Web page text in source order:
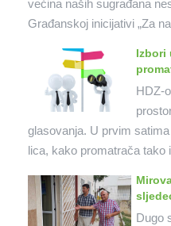
većina naših sugrađana
Građanskoj inicijativi „Za
Izbori
HDZ-
glasovanja. U prvim
lica, kako promatrača tako
Dugo